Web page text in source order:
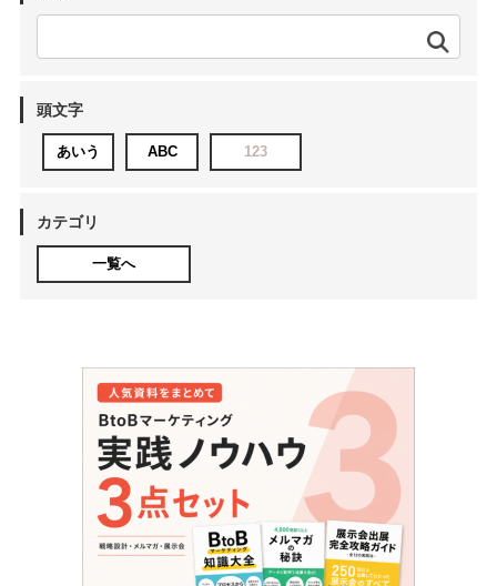
頭文字
あいう ABC 123
カテゴリ
一覧へ